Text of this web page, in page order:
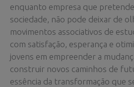
enquanto empresa que
sociedade, não pode deixar de
movimentos associativos de
com satisfação, esperança e
jovens em empreender a
construir novos caminhos de
essência da transformação que